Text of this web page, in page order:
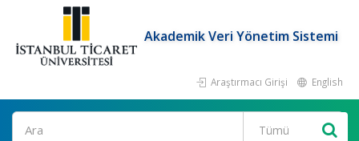
Akademik Veri Yönetim Sistemi
Araştırmacı Girişi English
Ara